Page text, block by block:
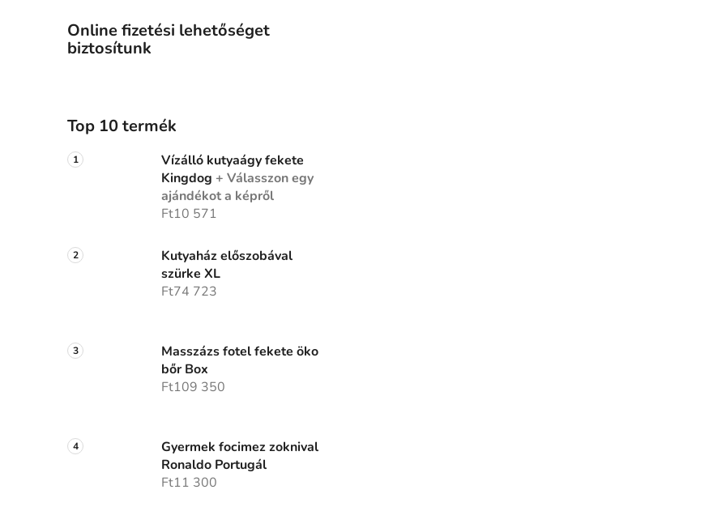
Online fizetési lehetőséget
biztosítunk
Top 10 termék
Vízálló kutyaágy fekete
Kingdog + Válasszon egy
ajándékot a képről
Ft10 571
Kutyaház előszobával
szürke XL
Ft74 723
Masszázs fotel fekete öko
bőr Box
Ft109 350
Gyermek focimez zoknival
Ronaldo Portugál
Ft11 300